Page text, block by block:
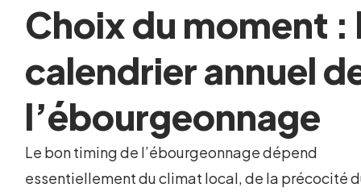
Choix du moment :
calendrier annuel
l’ébourgeonnage
Le bon timing de l’ébourgeonnage dépend
essentiellement du climat local, de la précocité